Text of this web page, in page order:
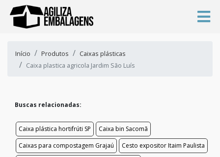
Início Produtos
Caixas plásticas
Caixa plastica agricola Jardim São Luís
Buscas relacionadas:
Caixa plástica hortifrúti SP
Caixa bin Sacomã
Caixas para compostagem Grajaú
Cesto expositor Itaim Paulista